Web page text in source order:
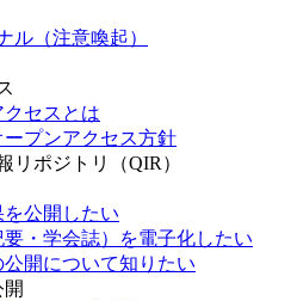
ル（注意喚起）
セスとは
ープンアクセス方針
リポジトリ（QIR）
公開したい
・学会誌）を電子化したい
開について知りたい